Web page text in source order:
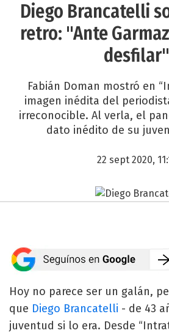
Diego Brancatelli
retro: "Ante
desfilar"
Fabián Doman mostró en
imagen inédita del
irreconocible. Al verla, el
dato inédito de su
22 sept 2020,
Hoy no parece ser un galán,
que Diego Brancatelli - de 43
juventud si lo era. Desde